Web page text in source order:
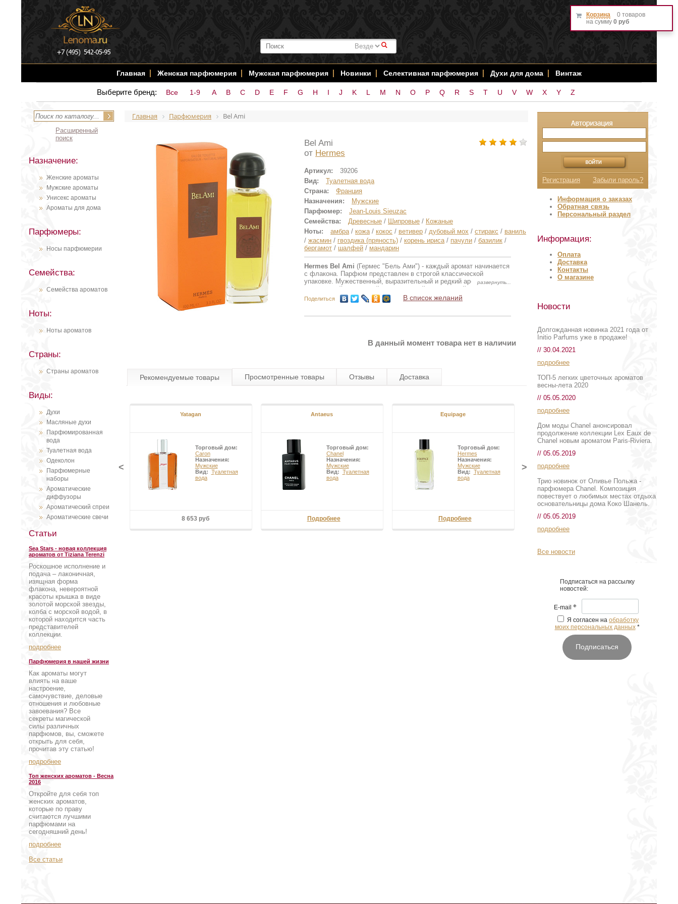
#
Главная Женская парфюмерия Мужская парфюмерия Новинки Селективная парфюмерия Духи для дома Винтаж
Выберите бренд: Все 1-9 A B C D E F G H I J K L M N O P Q R S T U V W X Y Z
Расширенный
поиск
Назначение:
Женские ароматы
Мужские ароматы
Унисекс ароматы
Ароматы для дома
Парфюмеры:
Носы парфюмерии
Семейства:
Семейства ароматов
Ноты:
Ноты ароматов
Страны:
Страны ароматов
Виды:
Духи
Масляные духи
Парфюмированная
вода
Туалетная вода
Одеколон
Парфюмерные
наборы
Ароматические
диффузоры
Ароматический спреи
Ароматические свечи
Статьи
Sea Stars - новая коллекция
ароматов от Tiziana Terenzi
Роскошное исполнение и
подача – лаконичная,
изящная форма
флакона, невероятной
красоты крышка в виде
золотой морской звезды,
колба с морской водой, в
которой находится часть
представителей
коллекции.
подробнее
Парфюмерия в нашей жизни
Как ароматы могут
влиять на ваше
настроение,
самочувствие, деловые
отношения и любовные
завоевания? Все
секреты магической
силы различных
парфюмов, вы, сможете
открыть для себя,
прочитав эту статью!
подробнее
Топ женских ароматов - Весна
2016
Откройте для себя топ
женских ароматов,
которые по праву
считаются лучшими
парфюмами на
сегодняшний день!
подробнее
Все статьи
Главная Парфюмерия Bel Ami
Bel Ami
от Hermes
Артикул:
39206
Вид:
Туалетная вода
Страна:
Франция
Назначения:
Мужские
Парфюмер:
Jean-Louis Sieuzac
Семейства:
Древесные / Шипровые / Кожаные
Ноты:
амбра/ кожа/ кокос / ветивер / дубовый мох / стиракс / ваниль
/ жасмин / гвоздика (пряность) / корень ириса/ пачули / базилик /
бергамот / шалфей / мандарин
Hermes Bel Ami (Гермес "Бель Ами") - каждый аромат начинается
с флакона. Парфюм представлен в строгой классической
упаковке. Мужественный, выразительный и редкий аромат с
интенсивной, необычной и безупречной композицией кожаного или
древесного шипра. Аромат безусловно обратит на себя внимание.
Мандарин, петитгрейн, лимон и шалфей раскрывают аромат.
Поделиться В список желаний
В данный момент товара нет в наличии
Рекомендуемые товары Просмотренные товары Отзывы Доставка
Yatagan
Торговый дом:
Caron
Назначения:
Мужские
Вид: Туалетная
вода
8 653 руб
Antaeus
Торговый дом:
Chanel
Назначения:
Мужские
Вид: Туалетная
вода
Подробнее
Equipage
Торговый дом:
Hermes
Назначения:
Мужские
Вид: Туалетная
вода
Подробнее
< >
Корзина
0 товаров
на сумму 0 руб
Регистрация Забыли пароль?
Информация о заказах
Обратная связь
Персональный раздел
Информация:
Оплата
Доставка
Контакты
О магазине
Новости
Долгожданная новинка 2021 года от
Initio Parfums уже в продаже!
// 30.04.2021
подробнее
ТОП-5 легких цветочных ароматов
весны-лета 2020
// 05.05.2020
подробнее
Дом моды Chanel анонсировал
продолжение коллекции Lex Eaux de
Chanel новым ароматом Paris-Riviera.
// 05.05.2019
подробнее
Трио новинок от Оливье Польжа -
парфюмера Chanel. Композиция
повествует о любимых местах отдыха
основательницы дома Коко Шанель.
// 05.05.2019
подробнее
Все новости
Подписаться на рассылку
новостей:
E-mail *
Я согласен на обработку
моих персональных данных *
Подписаться